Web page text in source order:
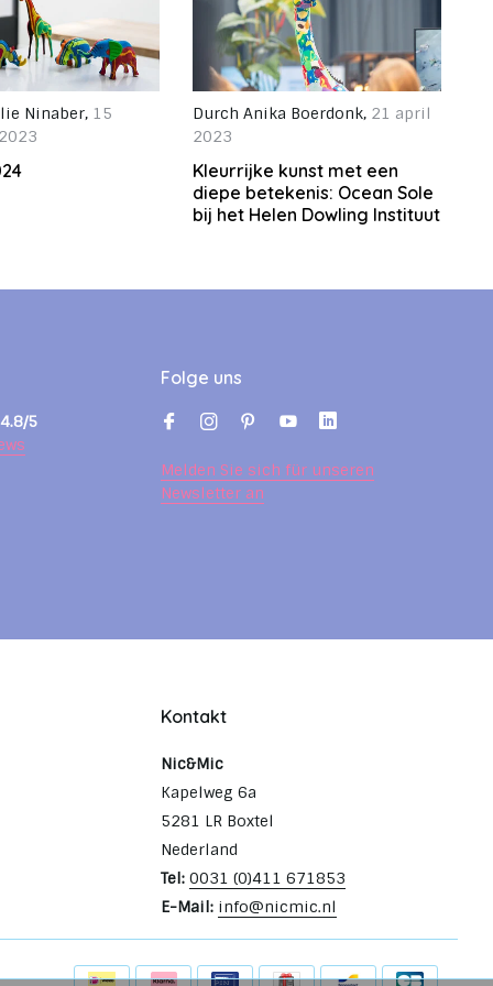
Ninaber, 15
Durch Anika Boerdonk, 21 april
2023
Kleurrijke kunst met een
diepe betekenis: Ocean Sole
bij het Helen Dowling Instituut
4.8/5
Folge uns
Melden Sie sich für unseren
Newsletter an
Kontakt
Nic&Mic
Kapelweg 6a
5281 LR Boxtel
Nederland
Tel: 0031 (0)411 671853
E-Mail: info@nicmic.nl